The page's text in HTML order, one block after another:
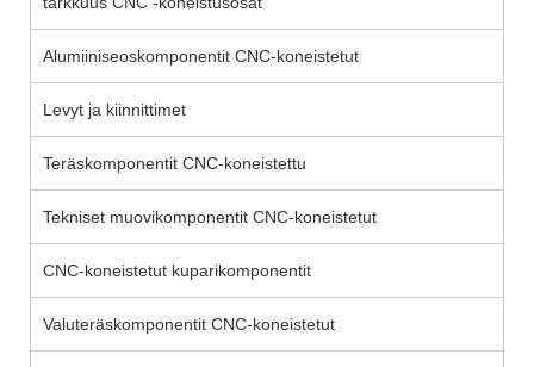
Alumiiniseoskomponentit CNC-koneistetut
Levyt ja kiinnittimet
Teräskomponentit CNC-koneistettu
Tekniset muovikomponentit CNC-koneistetut
CNC-koneistetut kuparikomponentit
Valuteräskomponentit CNC-koneistetut